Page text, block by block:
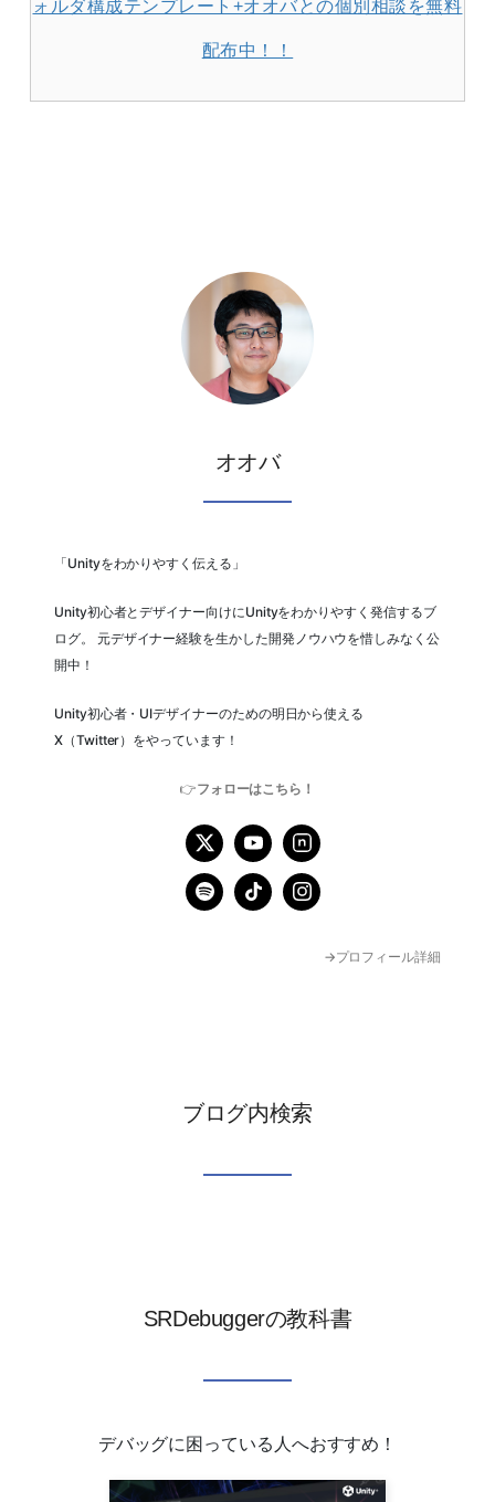
ォルダ構成テンプレート+オオバとの個別相談を無料
配布中！！
オオバ
「Unityをわかりやすく伝える」
Unity初心者とデザイナー向けにUnityをわかりやすく発信するブ
ログ。 元デザイナー経験を生かした開発ノウハウを惜しみなく公
開中！
Unity初心者・UIデザイナーのための明日から使える
X（Twitter）をやっています！
👉フォローはこちら！
→プロフィール詳細
ブログ内検索
SRDebuggerの教科書
デバッグに困っている人へおすすめ！